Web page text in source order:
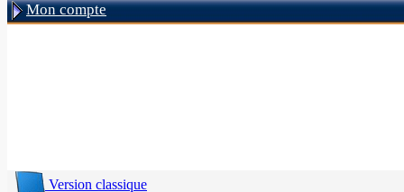
Mon compte
Version classique